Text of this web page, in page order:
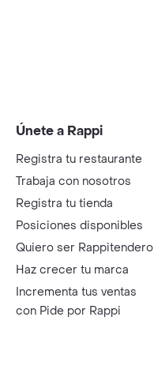
Únete a Rappi
Registra tu restaurante
Trabaja con nosotros
Registra tu tienda
Posiciones disponibles
Quiero ser Rappitendero
Haz crecer tu marca
Incrementa tus ventas
con Pide por Rappi